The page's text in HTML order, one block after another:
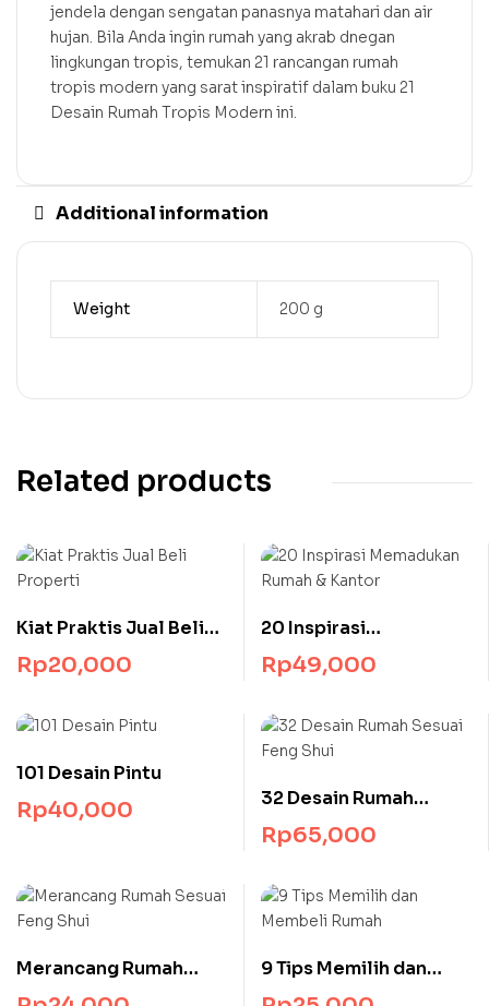
jendela dengan sengatan panasnya matahari dan air
hujan. Bila Anda ingin rumah yang akrab dnegan
lingkungan tropis, temukan 21 rancangan rumah
tropis modern yang sarat inspiratif dalam buku 21
Desain Rumah Tropis Modern ini.
Additional information
Weight 200 g
Related products
Kiat Praktis Jual Beli
Properti
Rp20,000
20 Inspirasi
Memadukan Rumah &
Kantor
Rp49,000
101 Desain Pintu
Rp40,000
32 Desain Rumah
Sesuai Feng Shui
Rp65,000
Merancang Rumah
Sesuai Feng Shui
9 Tips Memilih dan
Membeli Rumah